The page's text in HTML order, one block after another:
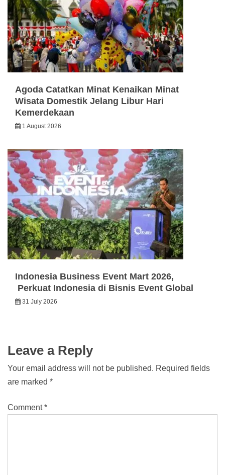
Agoda Catatkan Minat Kenaikan Minat
Wisata Domestik Jelang Libur Hari
Kemerdekaan
1 August 2026
Indonesia Business Event Mart 2026,
Perkuat Indonesia di Bisnis Event Global
31 July 2026
Leave a Reply
Your email address will not be published. Required fields
are marked *
Comment*